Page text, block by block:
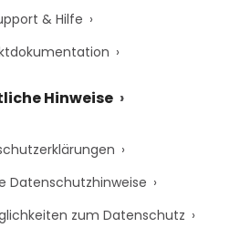
& Hilfe
Hinweise
Datenschutzhinweise
zum Datenschutz